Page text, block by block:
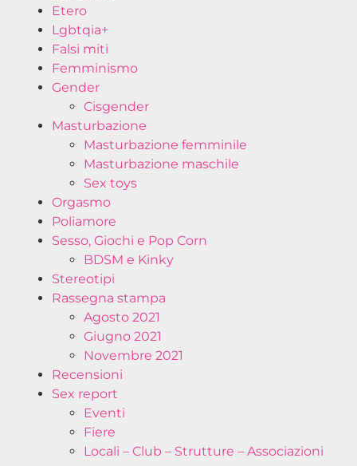
Etero
Lgbtqia+
Falsi miti
Femminismo
Gender
Cisgender
Masturbazione
Masturbazione femminile
Masturbazione maschile
Sex toys
Orgasmo
Poliamore
Sesso, Giochi e Pop Corn
BDSM e Kinky
Stereotipi
Rassegna stampa
Agosto 2021
Giugno 2021
Novembre 2021
Recensioni
Sex report
Eventi
Fiere
Locali – Club – Strutture – Associazioni